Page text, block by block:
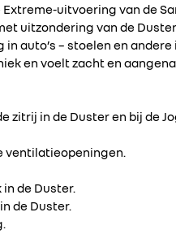
uitvoering van de
uitzondering van de
auto’s – stoelen en
en voelt zacht en
in de Duster en bij de
ventilatieopeningen.
de Duster.
de Duster.